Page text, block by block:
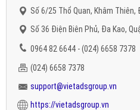
Số 6/25 Thổ Quan, Khâm Thiên,
Số 36 Điện Biên Phủ, Đa Kao,
0964 82 6644 - (024) 6658 7378
(024) 6658 7378
support@vietadsgroup.vn
https://vietadsgroup.vn